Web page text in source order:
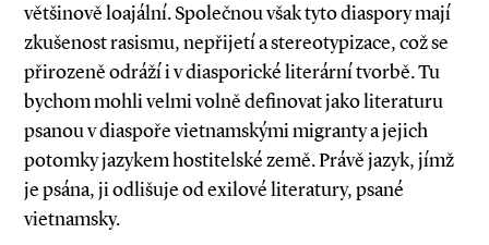
většinově loajální. Společnou však tyto diaspory mají
zkušenost rasismu, nepřijetí a stereotypizace, což se
přirozeně odráží i v diasporické literární tvorbě. Tu
bychom mohli velmi volně definovat jako literaturu
psanou v diaspoře vietnamskými migranty a jejich
potomky jazykem hostitelské země. Právě jazyk, jímž
je psána, ji odlišuje od exilové literatury, psané
vietnamsky.